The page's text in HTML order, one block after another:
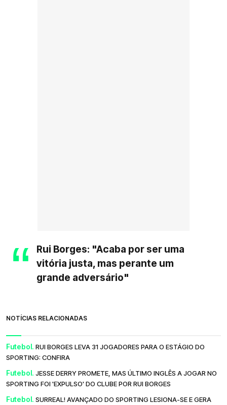
Rui Borges: "Acaba por ser uma
vitória justa, mas perante um
grande adversário"
NOTÍCIAS RELACIONADAS
Futebol. RUI BORGES LEVA 31 JOGADORES PARA O ESTÁGIO DO
SPORTING: CONFIRA
Futebol. JESSE DERRY PROMETE, MAS ÚLTIMO INGLÊS A JOGAR NO
SPORTING FOI 'EXPULSO' DO CLUBE POR RUI BORGES
Futebol. SURREAL! AVANÇADO DO SPORTING LESIONA-SE E GERA